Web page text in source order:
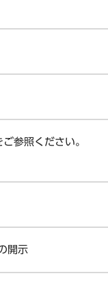
参照ください。
開示